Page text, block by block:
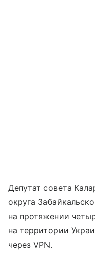
Депутат совета
округа
на протяжении
на территории
через VPN.